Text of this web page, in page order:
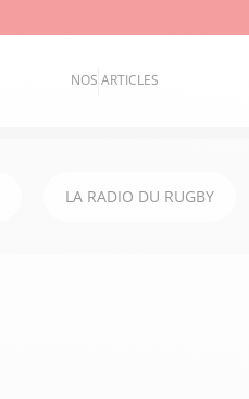
NOS ARTICLES
LA RADIO DU RUGBY